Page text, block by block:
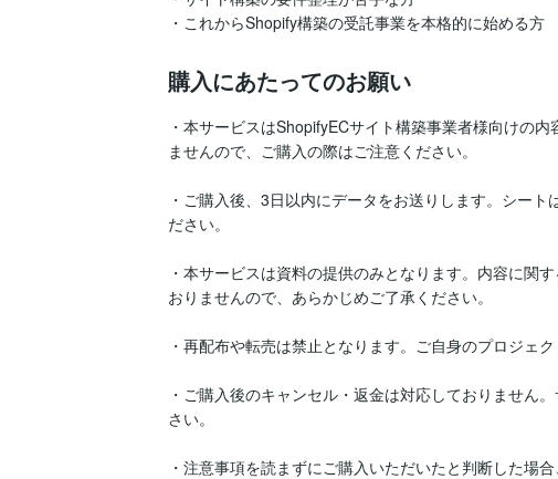
・これからShopify構築の受託事業を本格的に始める方
購入にあたってのお願い
・本サービスはShopifyECサイト構築事業者様向けの
ませんので、ご購入の際はご注意ください。
・ご購入後、3日以内にデータをお送りします。シー
ださい。
・本サービスは資料の提供のみとなります。内容に関
おりませんので、あらかじめご了承ください。
・再配布や転売は禁止となります。ご自身のプロジェ
・ご購入後のキャンセル・返金は対応しておりません
さい。
・注意事項を読まずにご購入いただいたと判断した場